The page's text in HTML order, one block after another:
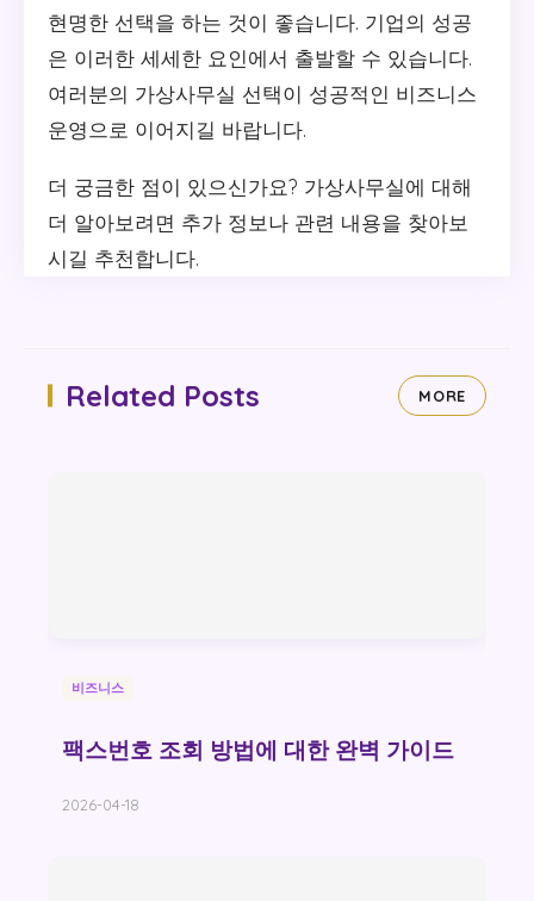
현명한 선택을 하는 것이 좋습니다. 기업의 성공
은 이러한 세세한 요인에서 출발할 수 있습니다.
여러분의 가상사무실 선택이 성공적인 비즈니스
운영으로 이어지길 바랍니다.
더 궁금한 점이 있으신가요? 가상사무실에 대해
더 알아보려면 추가 정보나 관련 내용을 찾아보
시길 추천합니다.
Related Posts MORE
비즈니스
팩스번호 조회 방법에 대한 완벽 가이드
2026-04-18